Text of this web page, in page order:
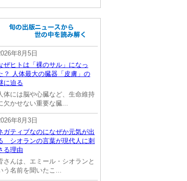
年8月5日
ぜヒトは「裸のサル」になっ
？ 人体最大の臓器「皮膚」の
に迫る
体には脳や心臓など、生命維持
欠かせない重要な臓...
年8月3日
ガティブなのになぜか元気が出
シオランの言葉が現代人に刺
る理由
さんは、エミール・シオランと
う名前を聞いたこ...